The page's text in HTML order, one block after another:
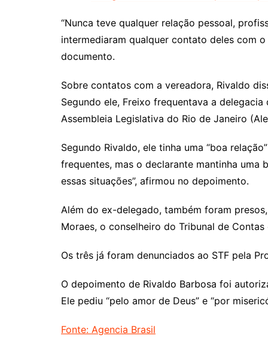
“Nunca teve qualquer relação pessoal,
intermediaram qualquer contato deles com
documento.
Sobre contatos com a vereadora, Rivaldo
Segundo ele, Freixo frequentava a
Assembleia Legislativa do Rio de Janeiro
Segundo Rivaldo, ele tinha uma “boa
frequentes, mas o declarante mantinha uma
essas situações”, afirmou no depoimento.
Além do ex-delegado, também foram
Moraes, o conselheiro do Tribunal de
Os três já foram denunciados ao STF pela
O depoimento de Rivaldo Barbosa foi
Ele pediu “pelo amor de Deus” e “por
Fonte: Agencia Brasil